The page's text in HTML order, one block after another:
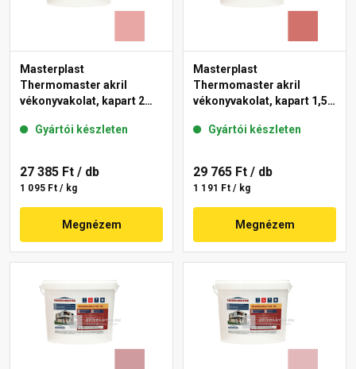
Masterplast
Thermomaster akril
vékonyvakolat, kapart 2
Gyártói készleten
27 385 Ft / db
1 095 Ft / kg
Megnézem
Masterplast
Thermomaster akril
vékonyvakolat, kapart 1,5
Gyártói készleten
29 765 Ft / db
1 191 Ft / kg
Megnézem